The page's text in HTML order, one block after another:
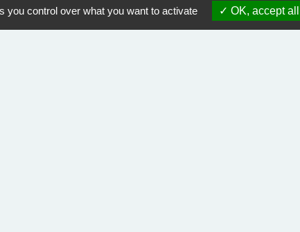
you control over what you want to activate OK, accept all